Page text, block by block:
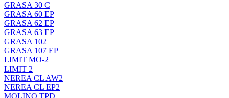
GRASA 30 C
GRASA 60 EP
GRASA 62 EP
GRASA 63 EP
GRASA 102
GRASA 107 EP
LIMIT MO-2
LIMIT 2
NEREA CL AW2
NEREA CL EP2
MOLINO TPD